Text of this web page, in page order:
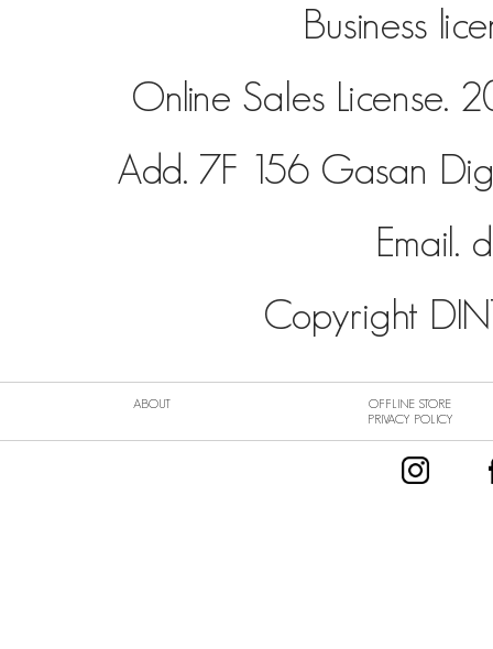
ABOUT
OFFLINE STORE
PRIVACY POLICY
Business
Online Sales License.
Add. 7F 156 Gasan
Email.
Copyright